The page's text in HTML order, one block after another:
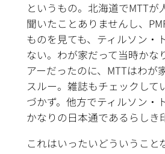
というもの。北海道でMTTが
聞いたことありませんし、
ものを見ても、ティルソン・
ない。わが家だって当時かな
アーだったのに、MTTはわが
スルー。雑誌もチェックして
づかず。他方でティルソン・
かなりの日本通であるらしき
これはいったいどういうこと